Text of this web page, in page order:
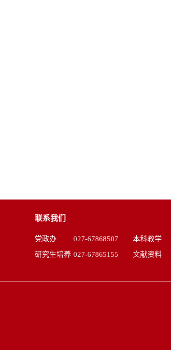
联系我们
党政办 027-67868507 本科教学
研究生培养 027-67865155 文献资料